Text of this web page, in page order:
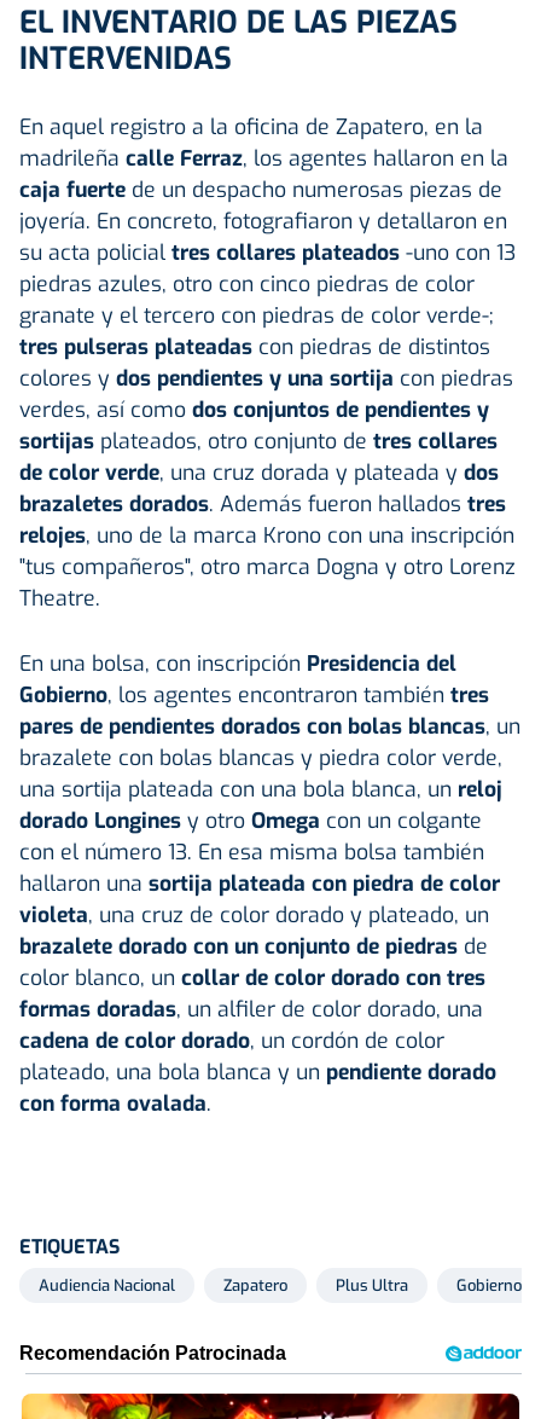
EL INVENTARIO DE LAS PIEZAS
INTERVENIDAS
En aquel registro a la oficina de Zapatero, en la
madrileña calle Ferraz, los agentes hallaron en la
caja fuerte de un despacho numerosas piezas de
joyería. En concreto, fotografiaron y detallaron en
su acta policial tres collares plateados -uno con 13
piedras azules, otro con cinco piedras de color
granate y el tercero con piedras de color verde-;
tres pulseras plateadas con piedras de distintos
colores y dos pendientes y una sortija con piedras
verdes, así como dos conjuntos de pendientes y
sortijas plateados, otro conjunto de tres collares
de color verde, una cruz dorada y plateada y dos
brazaletes dorados. Además fueron hallados tres
relojes, uno de la marca Krono con una inscripción
"tus compañeros", otro marca Dogna y otro Lorenz
Theatre.
En una bolsa, con inscripción Presidencia del
Gobierno, los agentes encontraron también tres
pares de pendientes dorados con bolas blancas, un
brazalete con bolas blancas y piedra color verde,
una sortija plateada con una bola blanca, un reloj
dorado Longines y otro Omega con un colgante
con el número 13. En esa misma bolsa también
hallaron una sortija plateada con piedra de color
violeta, una cruz de color dorado y plateado, un
brazalete dorado con un conjunto de piedras de
color blanco, un collar de color dorado con tres
formas doradas, un alfiler de color dorado, una
cadena de color dorado, un cordón de color
plateado, una bola blanca y un pendiente dorado
con forma ovalada.
ETIQUETAS
Audiencia Nacional Zapatero Plus Ultra Gobierno